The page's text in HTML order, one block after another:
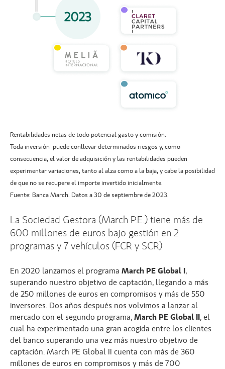
Rentabilidades netas de todo potencial gasto y comisión.
Toda inversión puede conllevar determinados riesgos y, como
consecuencia, el valor de adquisición y las rentabilidades pueden
experimentar variaciones, tanto al alza como a la baja, y cabe la posibilidad
de que no se recupere el importe invertido inicialmente.
Fuente: Banca March. Datos a 30 de septiembre de 2023.
La Sociedad Gestora (March P.E.) tiene más de
600 millones de euros bajo gestión en 2
programas y 7 vehículos (FCR y SCR)
En 2020 lanzamos el programa March PE Global I,
superando nuestro objetivo de captación, llegando a más
de 250 millones de euros en compromisos y más de 550
inversores. Dos años después nos volvimos a lanzar al
mercado con el segundo programa, March PE Global II, el
cual ha experimentado una gran acogida entre los clientes
del banco superando una vez más nuestro objetivo de
captación. March PE Global II cuenta con más de 360
millones de euros en compromisos y más de 700